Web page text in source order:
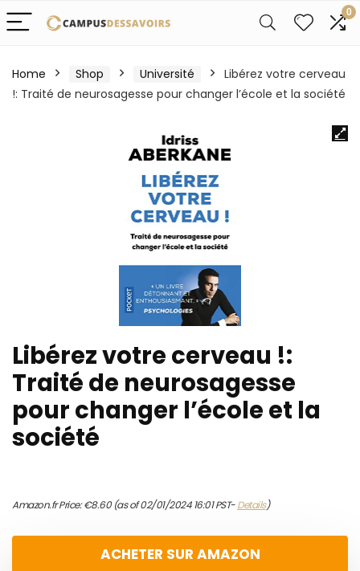
0
Home Shop Université
Libérez votre cerveau
!: Traité de neurosagesse pour changer l’école et la société
Libérez votre cerveau !:
Traité de neurosagesse
pour changer l’école et la
société
Amazon.fr Price:€8.60(as of 02/01/2024 16:01 PST-Details)
ACHETER SUR AMAZON